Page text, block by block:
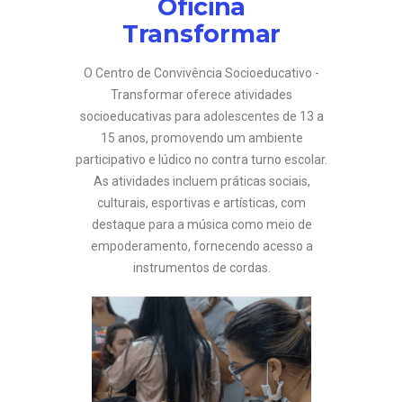
Oficina
Transformar
O Centro de Convivência Socioeducativo -
Transformar oferece atividades
socioeducativas para adolescentes de 13 a
15 anos, promovendo um ambiente
participativo e lúdico no contra turno escolar.
As atividades incluem práticas sociais,
culturais, esportivas e artísticas, com
destaque para a música como meio de
empoderamento, fornecendo acesso a
instrumentos de cordas.